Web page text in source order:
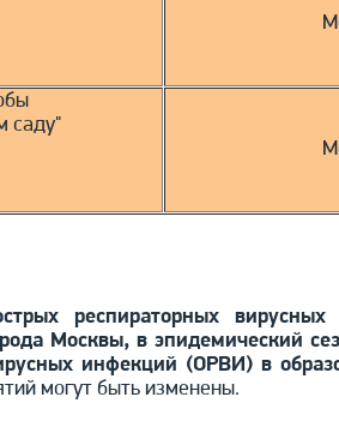
саду"
респираторных
Москвы, в эпидемический
инфекций (ОРВИ) в
могут быть изменены.